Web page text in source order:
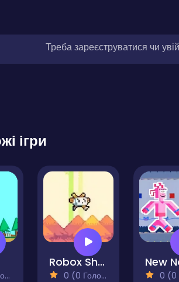
Треба зареєструватися чи
ігри
Robox Shooter
0 (0 Голосів) 0 (0